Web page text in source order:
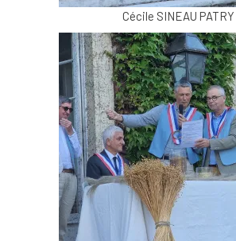
Cécile SINEAU PATRY